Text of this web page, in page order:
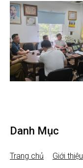
Danh Mục
Trang chủ Giới thiệu